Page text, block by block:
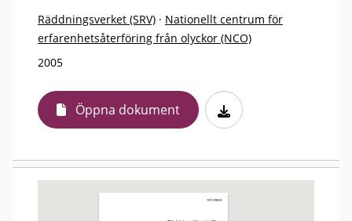
Räddningsverket (SRV) · Nationellt centrum för
erfarenhetsåterföring från olyckor (NCO)
2005
Öppna dokument